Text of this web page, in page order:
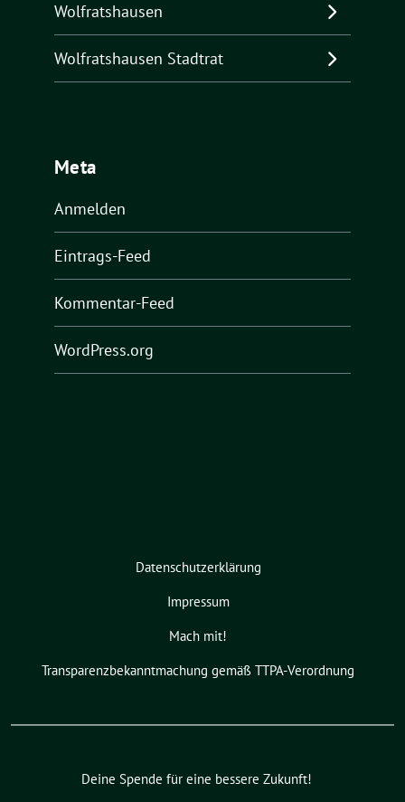
Wolfratshausen
Wolfratshausen Stadtrat
Meta
Anmelden
Eintrags-Feed
Kommentar-Feed
WordPress.org
Datenschutzerklärung
Impressum
Mach mit!
Transparenzbekanntmachung gemäß TTPA-Verordnung
Deine Spende für eine bessere Zukunft!